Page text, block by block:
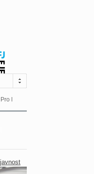
Educa juče je uspješno